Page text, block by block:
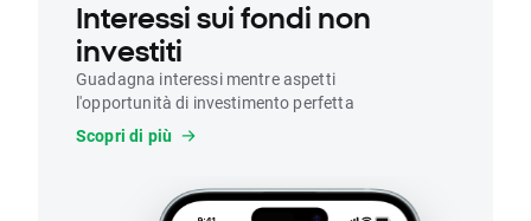
Interessi sui fondi non
investiti
Guadagna interessi mentre aspetti
l'opportunità di investimento perfetta
Scopri di più